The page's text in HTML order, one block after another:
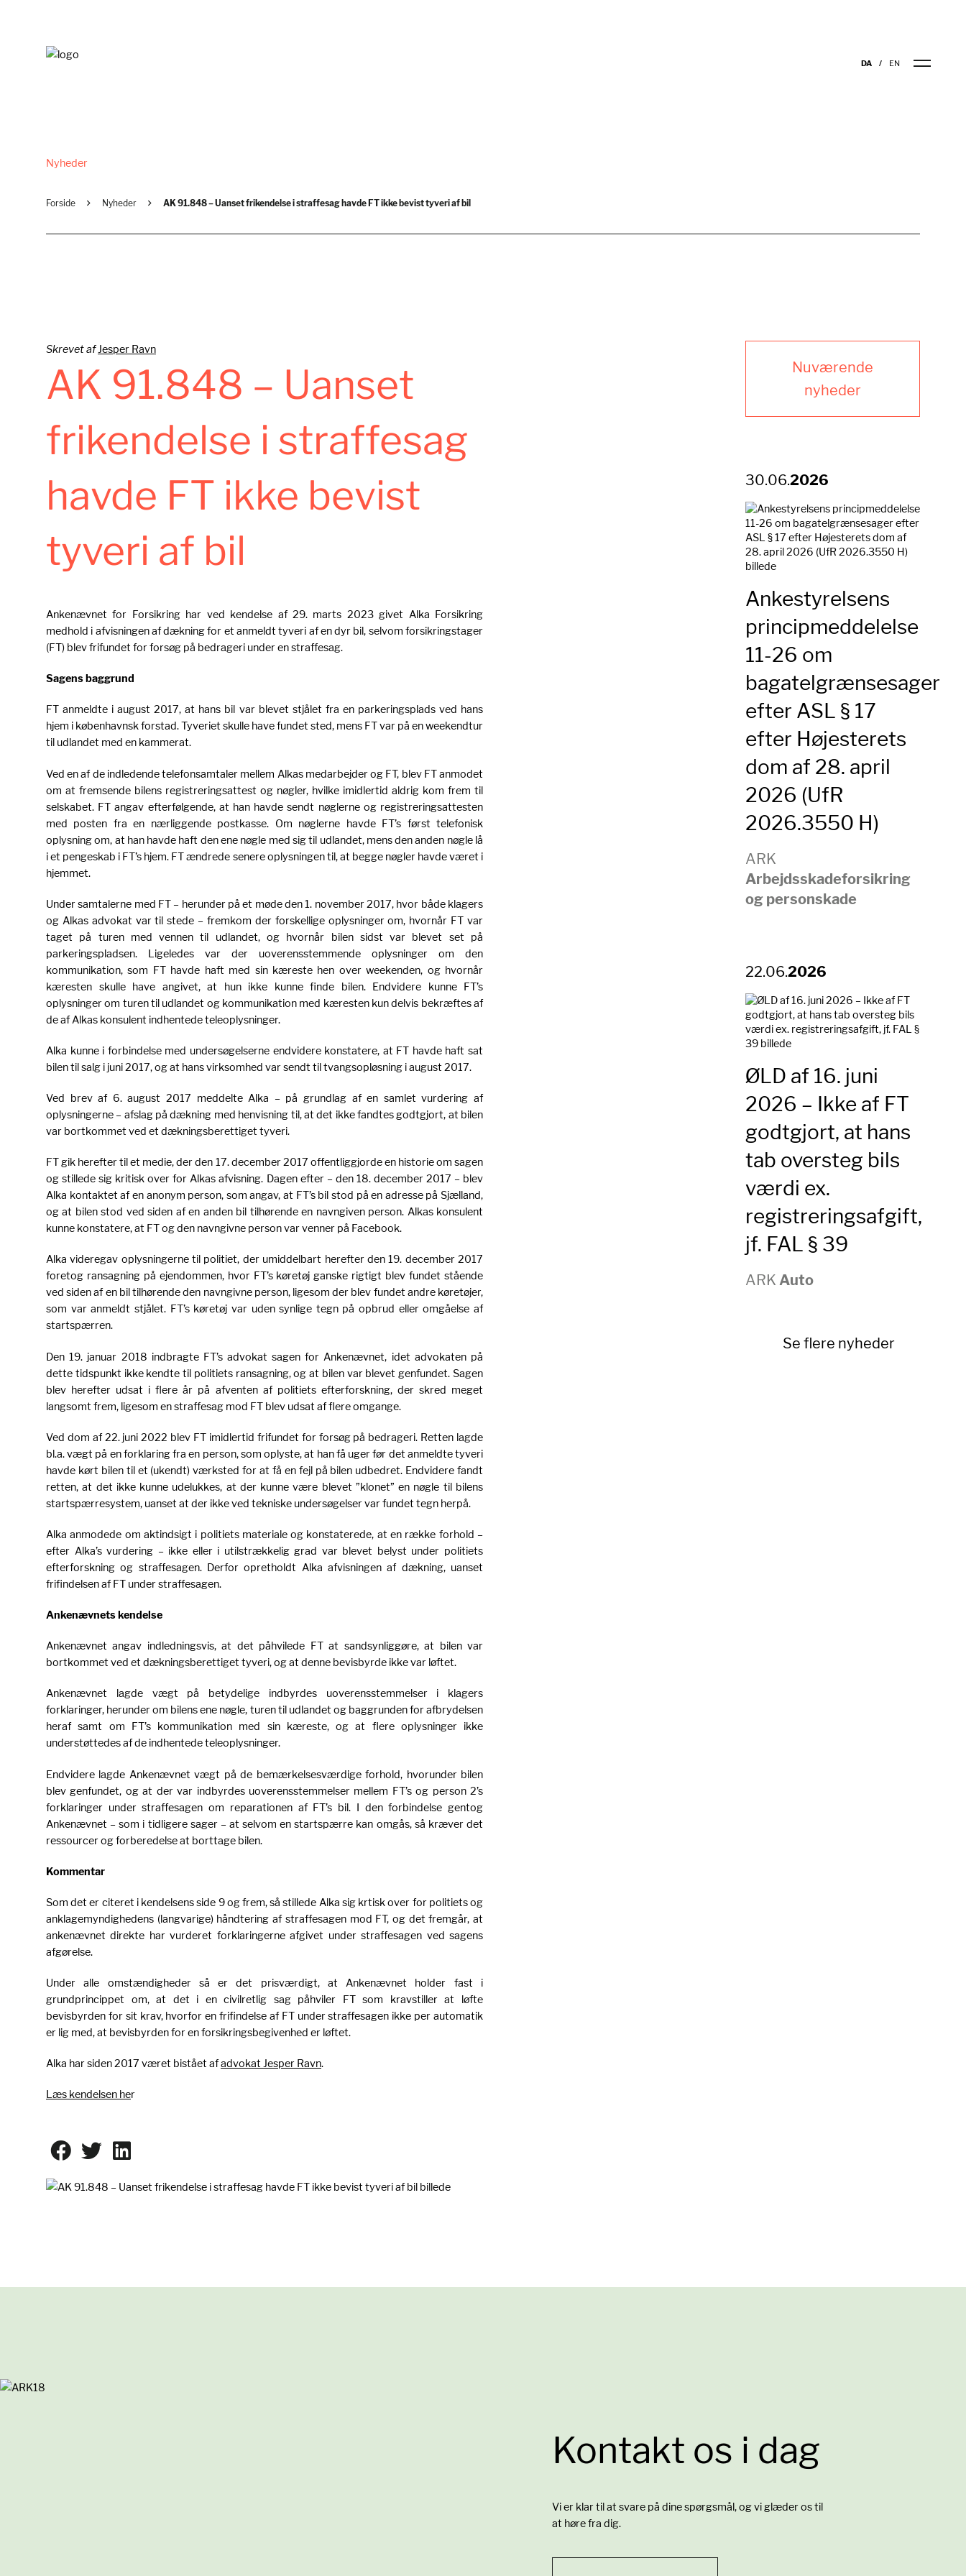
DA EN
Nyheder
Forside Nyheder AK 91.848 – Uanset frikendelse i straffesag havde FT ikke bevist tyveri af bil
Skrevet af Jesper Ravn
AK 91.848 – Uanset
frikendelse i straffesag
havde FT ikke bevist
tyveri af bil
Ankenævnet for Forsikring har ved kendelse af 29. marts 2023 givet Alka Forsikring
medhold i afvisningen af dækning for et anmeldt tyveri af en dyr bil, selvom forsikringstager
(FT) blev frifundet for forsøg på bedrageri under en straffesag.
Sagens baggrund
FT anmeldte i august 2017, at hans bil var blevet stjålet fra en parkeringsplads ved hans
hjem i københavnsk forstad. Tyveriet skulle have fundet sted, mens FT var på en weekendtur
til udlandet med en kammerat.
Ved en af de indledende telefonsamtaler mellem Alkas medarbejder og FT, blev FT anmodet
om at fremsende bilens registreringsattest og nøgler, hvilke imidlertid aldrig kom frem til
selskabet. FT angav efterfølgende, at han havde sendt nøglerne og registreringsattesten
med posten fra en nærliggende postkasse. Om nøglerne havde FT’s først telefonisk
oplysning om, at han havde haft den ene nøgle med sig til udlandet, mens den anden nøgle lå
i et pengeskab i FT’s hjem. FT ændrede senere oplysningen til, at begge nøgler havde været i
hjemmet.
Under samtalerne med FT – herunder på et møde den 1. november 2017, hvor både klagers
og Alkas advokat var til stede – fremkom der forskellige oplysninger om, hvornår FT var
taget på turen med vennen til udlandet, og hvornår bilen sidst var blevet set på
parkeringspladsen. Ligeledes var der uoverensstemmende oplysninger om den
kommunikation, som FT havde haft med sin kæreste hen over weekenden, og hvornår
kæresten skulle have angivet, at hun ikke kunne finde bilen. Endvidere kunne FT’s
oplysninger om turen til udlandet og kommunikation med kæresten kun delvis bekræftes af
de af Alkas konsulent indhentede teleoplysninger.
Alka kunne i forbindelse med undersøgelserne endvidere konstatere, at FT havde haft sat
bilen til salg i juni 2017, og at hans virksomhed var sendt til tvangsopløsning i august 2017.
Ved brev af 6. august 2017 meddelte Alka – på grundlag af en samlet vurdering af
oplysningerne – afslag på dækning med henvisning til, at det ikke fandtes godtgjort, at bilen
var bortkommet ved et dækningsberettiget tyveri.
FT gik herefter til et medie, der den 17. december 2017 offentliggjorde en historie om sagen
og stillede sig kritisk over for Alkas afvisning. Dagen efter – den 18. december 2017 – blev
Alka kontaktet af en anonym person, som angav, at FT’s bil stod på en adresse på Sjælland,
og at bilen stod ved siden af en anden bil tilhørende en navngiven person. Alkas konsulent
kunne konstatere, at FT og den navngivne person var venner på Facebook.
Alka videregav oplysningerne til politiet, der umiddelbart herefter den 19. december 2017
foretog ransagning på ejendommen, hvor FT’s køretøj ganske rigtigt blev fundet stående
ved siden af en bil tilhørende den navngivne person, ligesom der blev fundet andre køretøjer,
som var anmeldt stjålet. FT’s køretøj var uden synlige tegn på opbrud eller omgåelse af
startspærren.
Den 19. januar 2018 indbragte FT’s advokat sagen for Ankenævnet, idet advokaten på
dette tidspunkt ikke kendte til politiets ransagning, og at bilen var blevet genfundet. Sagen
blev herefter udsat i flere år på afventen af politiets efterforskning, der skred meget
langsomt frem, ligesom en straffesag mod FT blev udsat af flere omgange.
Ved dom af 22. juni 2022 blev FT imidlertid frifundet for forsøg på bedrageri. Retten lagde
bl.a. vægt på en forklaring fra en person, som oplyste, at han få uger før det anmeldte tyveri
havde kørt bilen til et (ukendt) værksted for at få en fejl på bilen udbedret. Endvidere fandt
retten, at det ikke kunne udelukkes, at der kunne være blevet ”klonet” en nøgle til bilens
startspærresystem, uanset at der ikke ved tekniske undersøgelser var fundet tegn herpå.
Alka anmodede om aktindsigt i politiets materiale og konstaterede, at en række forhold –
efter Alka’s vurdering – ikke eller i utilstrækkelig grad var blevet belyst under politiets
efterforskning og straffesagen. Derfor opretholdt Alka afvisningen af dækning, uanset
frifindelsen af FT under straffesagen.
Ankenævnets kendelse
Ankenævnet angav indledningsvis, at det påhvilede FT at sandsynliggøre, at bilen var
bortkommet ved et dækningsberettiget tyveri, og at denne bevisbyrde ikke var løftet.
Ankenævnet lagde vægt på betydelige indbyrdes uoverensstemmelser i klagers
forklaringer, herunder om bilens ene nøgle, turen til udlandet og baggrunden for afbrydelsen
heraf samt om FT’s kommunikation med sin kæreste, og at flere oplysninger ikke
understøttedes af de indhentede teleoplysninger.
Endvidere lagde Ankenævnet vægt på de bemærkelsesværdige forhold, hvorunder bilen
blev genfundet, og at der var indbyrdes uoverensstemmelser mellem FT’s og person 2’s
forklaringer under straffesagen om reparationen af FT’s bil. I den forbindelse gentog
Ankenævnet – som i tidligere sager – at selvom en startspærre kan omgås, så kræver det
ressourcer og forberedelse at borttage bilen.
Kommentar
Som det er citeret i kendelsens side 9 og frem, så stillede Alka sig krtisk over for politiets og
anklagemyndighedens (langvarige) håndtering af straffesagen mod FT, og det fremgår, at
ankenævnet direkte har vurderet forklaringerne afgivet under straffesagen ved sagens
afgørelse.
Under alle omstændigheder så er det prisværdigt, at Ankenævnet holder fast i
grundprincippet om, at det i en civilretlig sag påhviler FT som kravstiller at løfte
bevisbyrden for sit krav, hvorfor en frifindelse af FT under straffesagen ikke per automatik
er lig med, at bevisbyrden for en forsikringsbegivenhed er løftet.
Alka har siden 2017 været bistået afadvokat Jesper Ravn.
Læs kendelsen her
Nuværende
nyheder
30.06.2026
Ankestyrelsens
principmeddelelse
11-26 om
bagatelgrænsesager
efter ASL § 17
efter Højesterets
dom af 28. april
2026 (UfR
2026.3550 H)
ARK
Arbejdsskadeforsikring
og personskade
22.06.2026
ØLD af 16. juni
2026 – Ikke af FT
godtgjort, at hans
tab oversteg bils
værdi ex.
registreringsafgift,
jf. FAL § 39
ARK Auto
Se flere nyheder
Kontakt os i dag
Vi er klar til at svare på dine spørgsmål, og vi glæder os til
at høre fra dig.